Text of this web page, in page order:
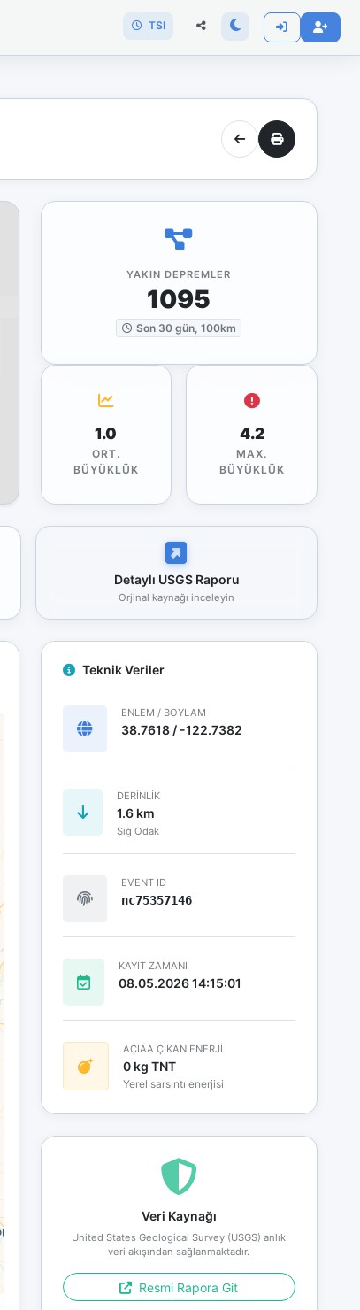
TSI
YAKIN DEPREMLER
1095
Son 30 gün, 100km
1.0
ORT.
BÜYÜKLÜK
4.2
MAX.
BÜYÜKLÜK
Detaylı USGS Raporu
Orjinal kaynağı inceleyin
Teknik Veriler
ENLEM / BOYLAM
38.7618 / -122.7382
DERINLIK
1.6 km
Sığ Odak
EVENT ID
nc75357146
KAYIT ZAMANI
08.05.2026 14:15:01
AÇIÄA ÇIKAN ENERJİ
0 kg TNT
Yerel sarsıntı enerjisi
Veri Kaynağı
United States Geological Survey (USGS) anlık
veri akışından sağlanmaktadır.
Resmi Rapora Git